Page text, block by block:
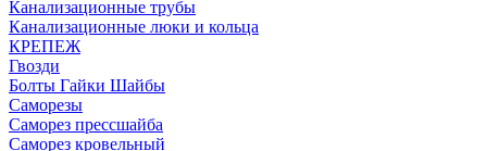
Канализационные трубы
Канализационные люки и кольца
КРЕПЕЖ
Гвозди
Болты Гайки Шайбы
Саморезы
Саморез прессшайба
Саморез кровельный